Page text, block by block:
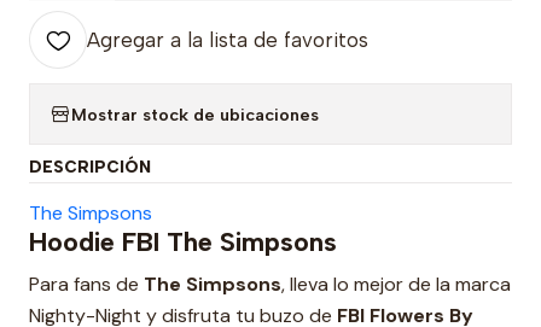
Agregar a la lista de favoritos
Mostrar stock de ubicaciones
DESCRIPCIÓN
The Simpsons
Hoodie FBI The Simpsons
Para fans de The Simpsons, lleva lo mejor de la marca
Nighty-Night y disfruta tu buzo de FBI Flowers By